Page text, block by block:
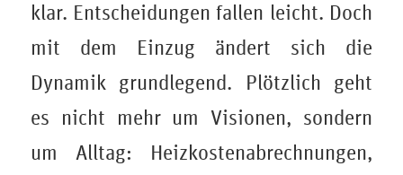
klar. Entscheidungen fallen leicht. Doch
mit dem Einzug ändert sich die
Dynamik grundlegend. Plötzlich geht
es nicht mehr um Visionen, sondern
um Alltag: Heizkostenabrechnungen,